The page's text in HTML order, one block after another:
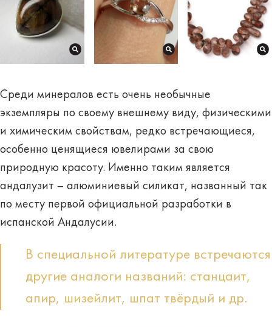
Среди минералов есть очень необычные
экземпляры по своему внешнему виду, физическими
и химическим свойствам, редко встречающиеся,
особенно ценящиеся ювелирами за свою
природную красоту. Именно таким является
андалузит – алюминиевый силикат, названный так
по месту первой официальной разработки в
испанской Андалусии.
В специальной литературе встречаются
другие аналоги названий: станцаит,
апир, шизейлит, шпат твёрдый и др.